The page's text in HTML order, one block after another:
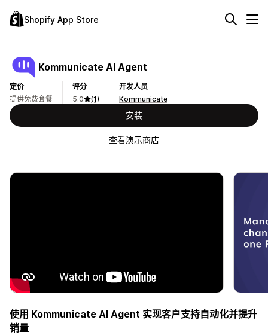
Shopify App Store
Kommunicate AI Agent
定价
提供免费套餐
评分
5.0
(1)
开发人员
Kommunicate
安装
查看演示商店
使用 Kommunicate AI Agent 实现客户支持自动化并提升
销量